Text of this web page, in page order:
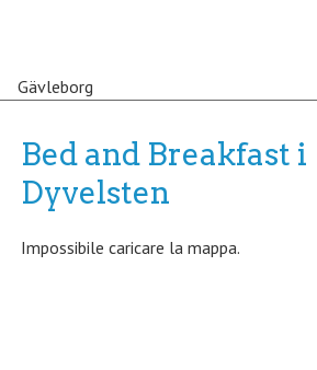
Gävleborg
Bed and Breakfast i
Dyvelsten
Impossibile caricare la mappa.